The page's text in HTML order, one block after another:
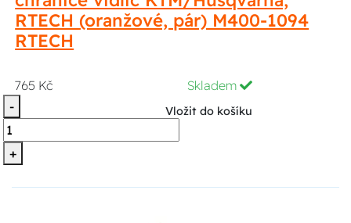
RTECH (oranžové, pár) M400-1094
RTECH
765 Kč
Skladem
-
+
Vložit do košíku